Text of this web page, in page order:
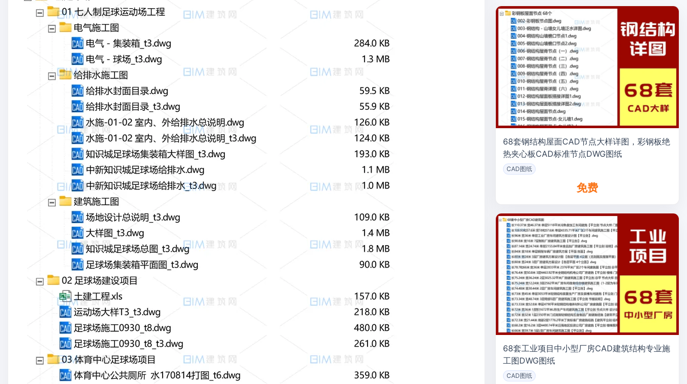
68套钢结构屋面CAD节点大样详图，彩钢板绝
热夹心板CAD标准节点DWG图纸
CAD图纸
免费
68套工业项目中小型厂房CAD建筑结构专业施
工图DWG图纸
CAD图纸